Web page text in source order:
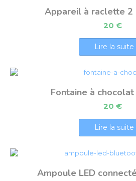
Appareil à raclette 2
20 €
Lire la suite
Fontaine à
20 €
Lire la suite
Ampoule LED